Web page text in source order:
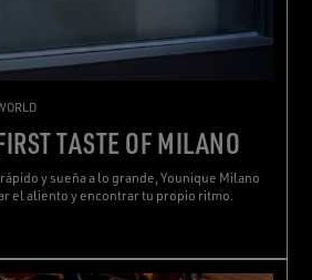
TASTE OF MILANO
y sueña a lo grande, Younique Milano
el aliento y encontrar tu propio ritmo.